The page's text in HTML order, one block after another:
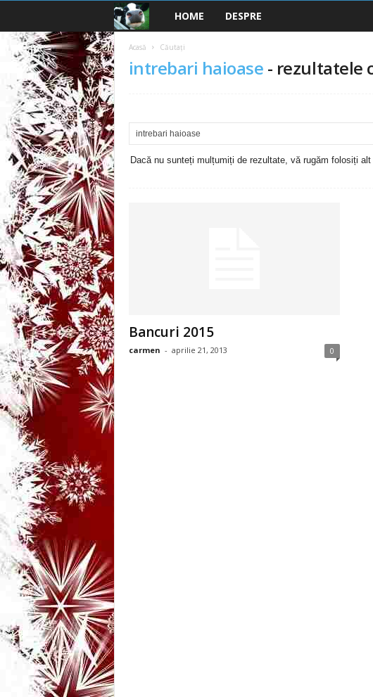
a
n
u
HOME DESPRE
Acasă Căutați
intrebari haioase - rezultatele
Dacă nu sunteți mulțumiți de rezultate, vă rugăm folosiți
Bancuri 2015
carmen - aprilie 21, 2013 0